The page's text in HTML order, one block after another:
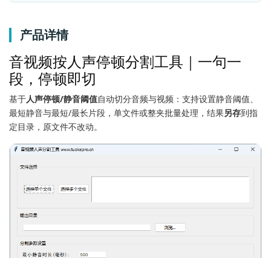
产品详情
音视频按人声停顿分割工具｜一句一
段，停顿即切
基于人声停顿/静音阈值自动切分音频与视频：支持设置静音阈值、
最短静音与最短/最长片段，单文件或整夹批量处理，结果另存到指
定目录，原文件不改动。